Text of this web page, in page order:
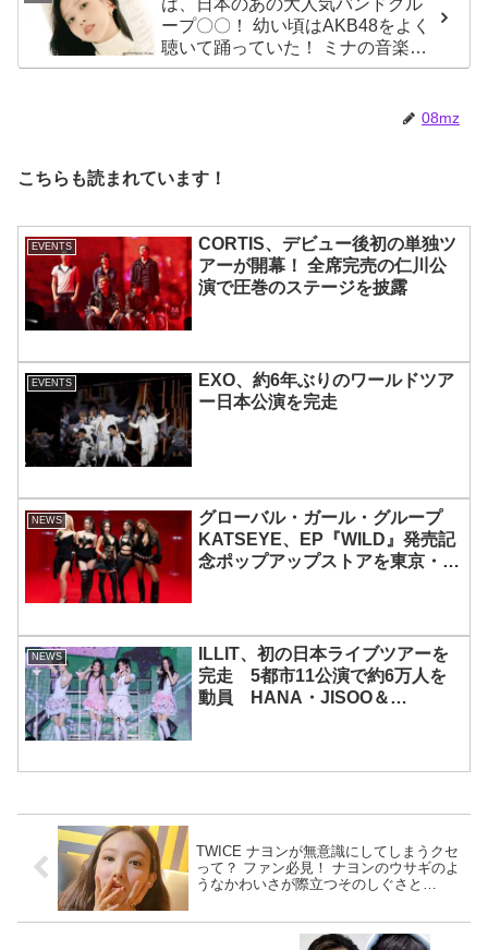
ープ〇〇！ 幼い頃はAKB48をよく
聴いて踊っていた！ ミナの音楽の
趣味が明らかに
08mz
こちらも読まれています！
EVENTS
CORTIS、デビュー後初の単独ツ
アーが開幕！ 全席完売の仁川公
演で圧巻のステージを披露
EVENTS
EXO、約6年ぶりのワールドツア
ー日本公演を完走
NEWS
グローバル・ガール・グループ
KATSEYE、EP『WILD』発売記
念ポップアップストアを東京・原
NEWS
ILLIT、初の日本ライブツアーを
完走 5都市11公演で約6万人を
動員 HANA・JISOO＆
TWICE ナヨンが無意識にしてしまうクセ
って？ ファン必見！ ナヨンのウサギのよ
うなかわいさが際立つそのしぐさと